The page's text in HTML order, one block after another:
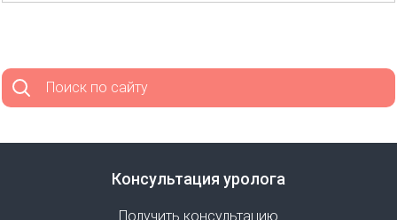
Поиск по сайту
Консультация уролога
Получить консультацию